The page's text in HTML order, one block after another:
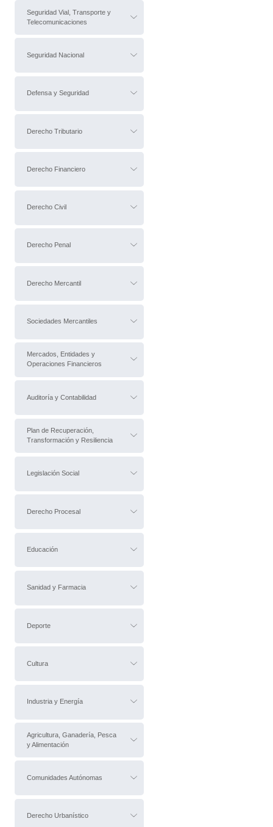
Seguridad Vial, Transporte y
Telecomunicaciones
Seguridad Nacional
Defensa y Seguridad
Derecho Tributario
Derecho Financiero
Derecho Civil
Derecho Penal
Derecho Mercantil
Sociedades Mercantiles
Mercados, Entidades y
Operaciones Financieros
Auditoría y Contabilidad
Plan de Recuperación,
Transformación y Resiliencia
Legislación Social
Derecho Procesal
Educación
Sanidad y Farmacia
Deporte
Cultura
Industria y Energía
Agricultura, Ganadería, Pesca
y Alimentación
Comunidades Autónomas
Derecho Urbanístico